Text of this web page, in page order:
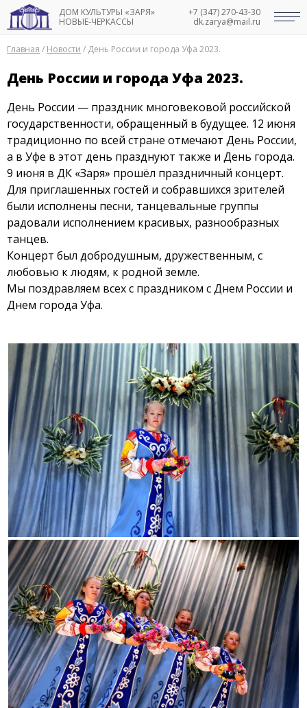
ДОМ КУЛЬТУРЫ «ЗАРЯ»
НОВЫЕ-ЧЕРКАССЫ
+7 (347) 270-43-30
dk.zarya@mail.ru
Главная / Новости / День России и города Уфа 2023.
День России и города Уфа 2023.
День России — праздник многовековой российской
государственности, обращенный в будущее. 12 июня
традиционно по всей стране отмечают День России,
а в Уфе в этот день празднуют также и День города.
9 июня в ДК «Заря» прошёл праздничный концерт.
Для приглашенных гостей и собравшихся зрителей
были исполнены песни, танцевальные группы
радовали исполнением красивых, разнообразных
танцев.
Концерт был добродушным, дружественным, с
любовью к людям, к родной земле.
Мы поздравляем всех с праздником с Днем России и
Днем города Уфа.